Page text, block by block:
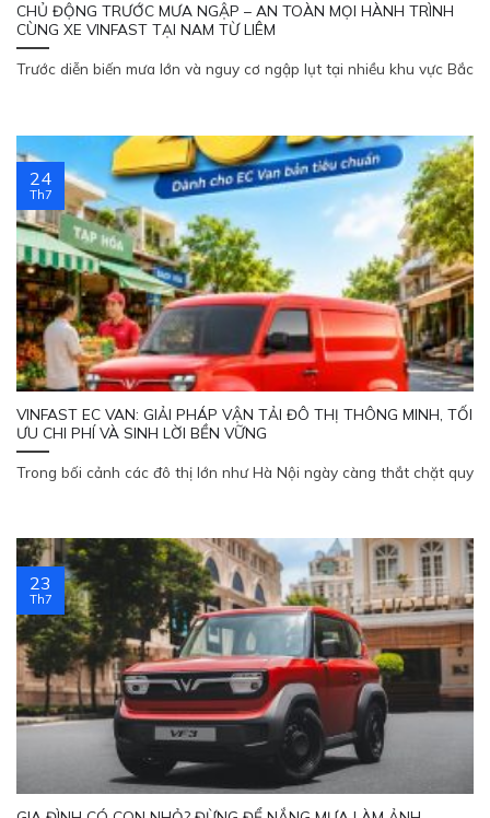
BÁO GIÁ LĂN BÁNH & LÁI THỬ
XE
Nhận báo giá Ưu Đãi tháng 08/2026 & Quà
tặng hấp dẫn
×
CHỦ ĐỘNG TRƯỚC MƯA NGẬP – AN TOÀN MỌI HÀNH TRÌNH
CÙNG XE VINFAST TẠI NAM TỪ LIÊM
Trước diễn biến mưa lớn và nguy cơ ngập lụt tại nhiều khu vực Bắc
VINFAST EC VAN: GIẢI PHÁP VẬN TẢI ĐÔ THỊ THÔNG MINH, TỐI
ƯU CHI PHÍ VÀ SINH LỜI BỀN VỮNG
Trong bối cảnh các đô thị lớn như Hà Nội ngày càng thắt chặt quy
24
Th7
23
Th7